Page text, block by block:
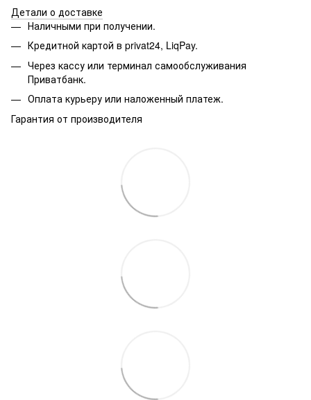
Детали о доставке
Наличными при получении.
Кредитной картой в privat24, LiqPay.
Через кассу или терминал самообслуживания
Приватбанк.
Оплата курьеру или наложенный платеж.
Гарантия от производителя